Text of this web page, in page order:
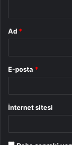
Ad *
E-posta *
İnternet sitesi